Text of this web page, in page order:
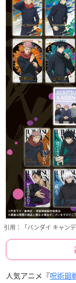
引用：「バンダイ キャンデ
人気アニメ『呪術廻